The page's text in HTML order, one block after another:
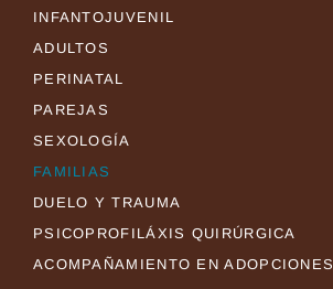
INFANTOJUVENIL
ADULTOS
PERINATAL
PAREJAS
SEXOLOGÍA
FAMILIAS
DUELO Y TRAUMA
PSICOPROFILÁXIS QUIRÚRGICA
ACOMPAÑAMIENTO EN ADOPCIONES